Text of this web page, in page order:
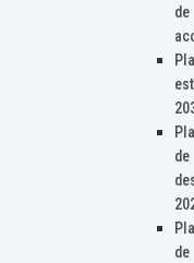
de
de
de